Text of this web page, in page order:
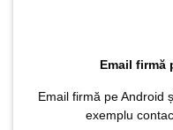
Email firmă
Email firmă pe Android
exemplu